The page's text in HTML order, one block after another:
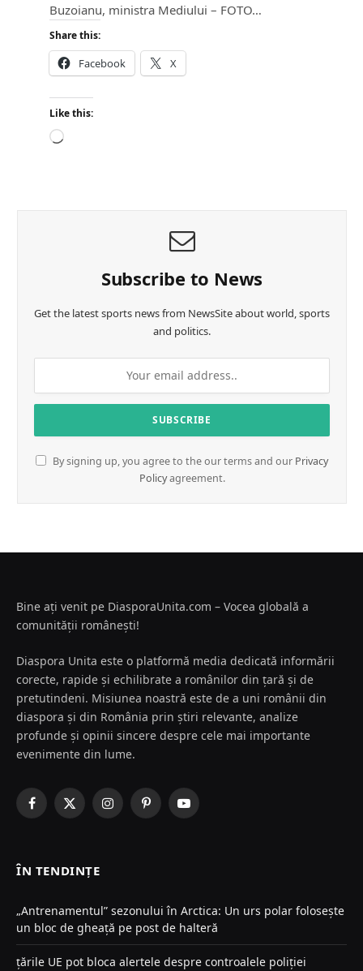
Buzoianu, ministra Mediului – FOTO…
Share this:
Facebook X
Like this:
L
Subscribe to News
Get the latest sports news from NewsSite about world, sports
and politics.
By signing up, you agree to the our terms and our Privacy
Policyagreement.
Bine ați venit pe DiasporaUnita.com – Vocea globală a
comunității românești!
Diaspora Unita este o platformă media dedicată informării
corecte, rapide și echilibrate a românilor din țară și de
pretutindeni. Misiunea noastră este de a uni românii din
diaspora și din România prin știri relevante, analize
profunde și opinii sincere despre cele mai importante
evenimente din lume.
Facebook
X
InstagramPinterestYouTube
ÎN TENDINȚE
„Antrenamentul” sezonului în Arctica: Un urs polar folosește
un bloc de gheață pe post de halteră
țările UE pot bloca alertele despre controalele poliției